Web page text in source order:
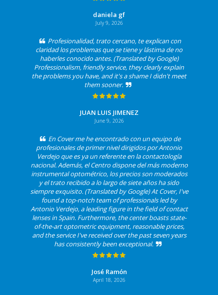
daniela gf
July 9, 2026
Profesionalidad, trato cercano, te explican con
claridad los problemas que se tiene y lástima de no
haberles conocido antes. (Translated by Google)
Professionalism, friendly service, they clearly explain
the problems you have, and it's a shame I didn't meet
them sooner.
JUAN LUIS JIMENEZ
June 9, 2026
En Cover me he encontrado con un equipo de
profesionales de primer nivel dirigidos por Antonio
Verdejo que es ya un referente en la contactología
nacional. Además, el Centro dispone del más moderno
instrumental optométrico, los precios son moderados
y el trato recibido a lo largo de siete años ha sido
siempre exquisito. (Translated by Google) At Cover, I've
found a top-notch team of professionals led by
Antonio Verdejo, a leading figure in the field of contact
lenses in Spain. Furthermore, the center boasts state-
of-the-art optometric equipment, reasonable prices,
and the service I've received over the past seven years
has consistently been exceptional.
José Ramón
April 18, 2026